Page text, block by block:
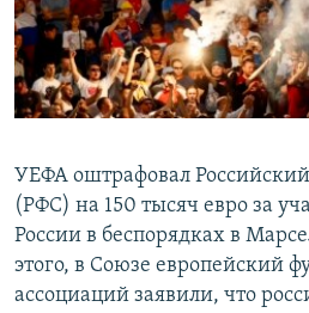
УЕФА оштрафовал
(РФС) на 150 тысяч евро за
России в беспорядках в
этого, в Союзе европейский
ассоциаций заявили, что